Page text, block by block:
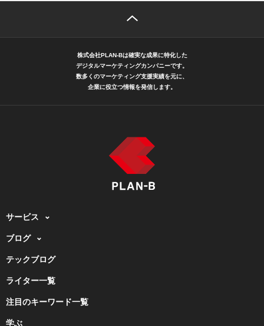
株式会社PLAN-Bは確実な成果に特化した
デジタルマーケティングカンパニーです。
数多くのマーケティング支援実績を元に、
企業に役立つ情報を発信します。
サービス
ブログ
テックブログ
ライター一覧
注目のキーワード一覧
学ぶ